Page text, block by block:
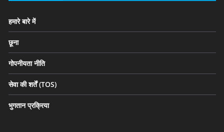
हमारे बारे में
छूना
गोपनीयता नीति
सेवा की शर्तें (TOS)
भुगतान प्रक्रिया